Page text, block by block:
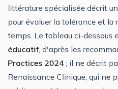
littérature spécialisée décrit
pour évaluer la tolérance et la
temps. Le tableau ci-dessous
éducatif, d'après les
Practices 2024 ; il ne décrit
Renaissance Clinique, qui ne